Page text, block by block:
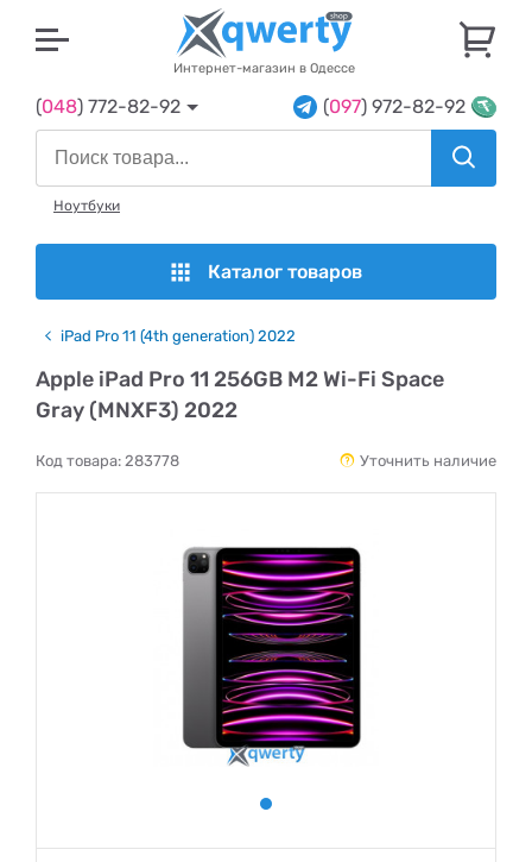
Интернет-магазин в Одессе
(048) 772-82-92 (097) 972-82-92
Ноутбуки
Каталог товаров
iPad Pro 11 (4th generation) 2022
Apple iPad Pro 11 256GB M2 Wi-Fi Space
Gray (MNXF3) 2022
Код товара: 283778 Уточнить наличие